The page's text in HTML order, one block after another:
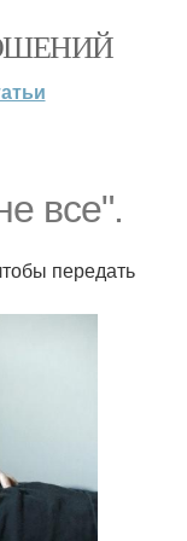
все".
передать